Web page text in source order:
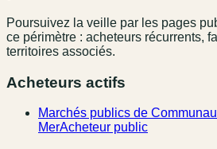
Poursuivez la veille par les pages
ce périmètre : acheteurs récurrents,
territoires associés.
Acheteurs actifs
Marchés publics de
MerAcheteur public